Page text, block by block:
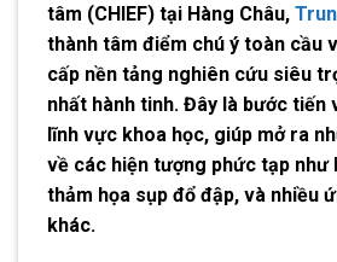
tâm (CHIEF) tại Hàng Châu,
thành tâm điểm chú ý toàn cầu
cấp nền tảng nghiên cứu siêu
nhất hành tinh. Đây là bước tiến
lĩnh vực khoa học, giúp mở ra
về các hiện tượng phức tạp như
thảm họa sụp đổ đập, và nhiều
khác.